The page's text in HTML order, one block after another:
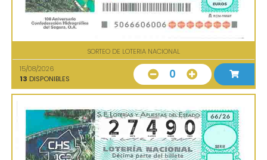
SORTEO DE LOTERIA NACIONAL
15/08/2026
13 DISPONIBLES 0